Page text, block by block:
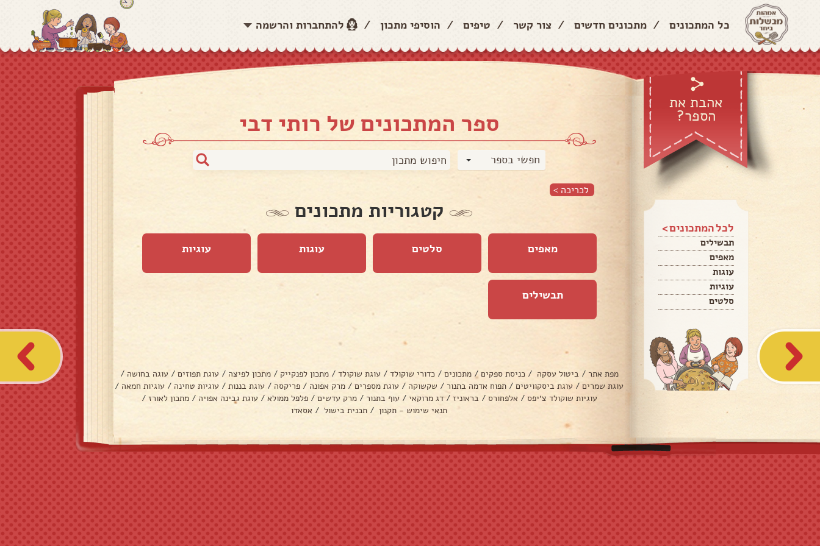
כל המתכונים / מתכונים חדשים / צור קשר / טיפים / הוסיפי מתכון / להתחברות והרשמה
אהבת את
הספר?
לכל המתכונים >
תבשילים
מאפים
עוגות
עוגיות
סלטים
ספר המתכונים של רותי דבי
חפשי בספר
לכריכה >
קטגוריות מתכונים
מאפים סלטים עוגות עוגיות
תבשילים
מפת אתר / ביטול עסקה / כניסת ספקים / מתכונים / כדורי שוקולד / עוגת שוקולד / מתכון לפנקייק / מתכון לפיצה / עוגת תפוזים / עוגה בחושה /
עוגת שמרים / עוגת ביסקוויטים / תפוח אדמה בתנור / שקשוקה / עוגת מספרים / מרק אפונה / פריקסה / עוגת בננות / עוגיות טחינה / עוגיות חמאה /
עוגיות שוקולד צ׳יפס / אלפחורס / בראוניז / דג מרוקאי / עוף בתנור / מרק עדשים / פלפל ממולא / עוגת גבינה אפויה / מתכון לאורז /
תנאי שימוש - תקנון / תכנית בישול / אסאדו